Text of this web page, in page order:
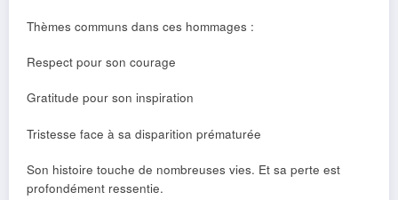
Thèmes communs dans ces hommages :
Respect pour son courage
Gratitude pour son inspiration
Tristesse face à sa disparition prématurée
Son histoire touche de nombreuses vies. Et sa perte est
profondément ressentie.